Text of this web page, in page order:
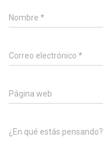
Nombre *
Correo electrónico *
Página web
¿En qué estás pensando?